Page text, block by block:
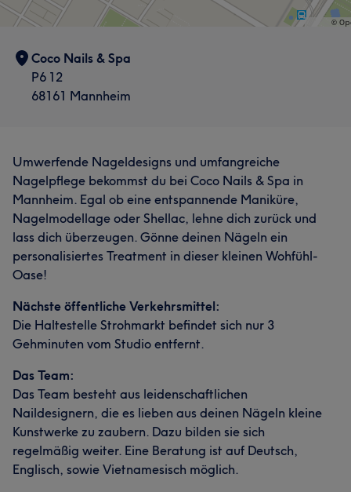
Coco Nails & Spa
P6 12
68161 Mannheim
Umwerfende Nageldesigns und umfangreiche
Nagelpflege bekommst du bei Coco Nails & Spa in
Mannheim. Egal ob eine entspannende Maniküre,
Nagelmodellage oder Shellac, lehne dich zurück und
lass dich überzeugen. Gönne deinen Nägeln ein
personalisiertes Treatment in dieser kleinen Wohfühl-
Oase!
Nächste öffentliche Verkehrsmittel:
Die Haltestelle Strohmarkt befindet sich nur 3
Gehminuten vom Studio entfernt.
Das Team:
Das Team besteht aus leidenschaftlichen
Naildesignern, die es lieben aus deinen Nägeln kleine
Kunstwerke zu zaubern. Dazu bilden sie sich
regelmäßig weiter. Eine Beratung ist auf Deutsch,
Englisch, sowie Vietnamesisch möglich.